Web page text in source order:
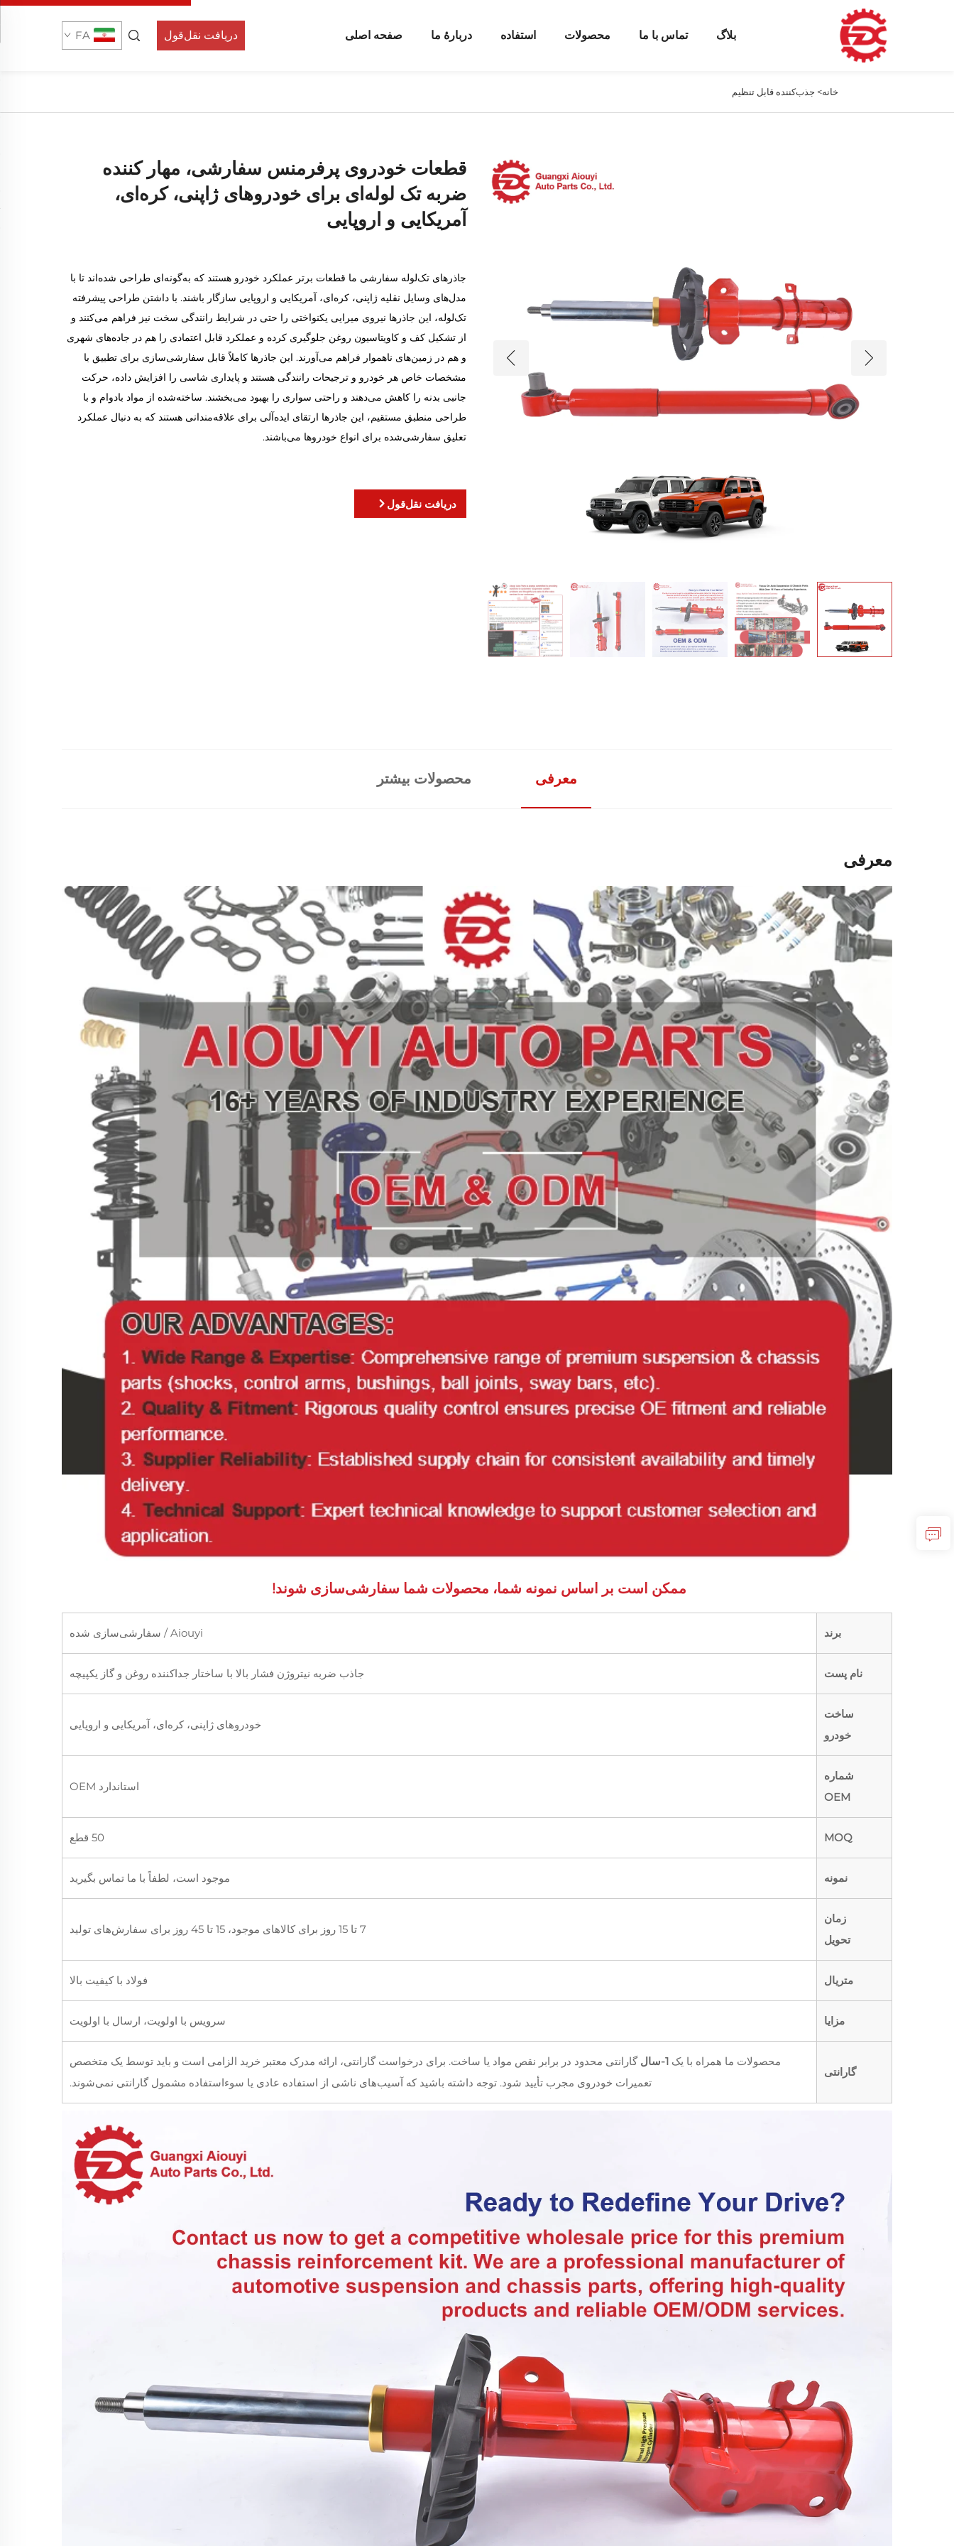
صفحه اصلی دربارهٔ ما استفاده محصولات تماس با ما بلاگ دریافت نقل‌قول FA
خانه> جذب‌کننده قابل تنظیم
قطعات خودروی پرفرمنس سفارشی، مهار کننده
ضربه تک لوله‌ای برای خودروهای ژاپنی، کره‌ای،
آمریکایی و اروپایی
جاذرهای تک‌لوله سفارشی ما قطعات برتر عملکرد خودرو هستند که به‌گونه‌ای طراحی شده‌اند تا با
مدل‌های وسایل نقلیه ژاپنی، کره‌ای، آمریکایی و اروپایی سازگار باشند. با داشتن طراحی پیشرفته
تک‌لوله، این جاذرها نیروی میرایی یکنواختی را حتی در شرایط رانندگی سخت نیز فراهم می‌کنند و
از تشکیل کف و کاویتاسیون روغن جلوگیری کرده و عملکرد قابل اعتمادی را هم در جاده‌های شهری
و هم در زمین‌های ناهموار فراهم می‌آورند. این جاذرها کاملاً قابل سفارشی‌سازی برای تطبیق با
مشخصات خاص هر خودرو و ترجیحات رانندگی هستند و پایداری شاسی را افزایش داده، حرکت
جانبی بدنه را کاهش می‌دهند و راحتی سواری را بهبود می‌بخشند. ساخته‌شده از مواد بادوام و با
طراحی منطبق مستقیم، این جاذرها ارتقای ایده‌آلی برای علاقه‌مندانی هستند که به دنبال عملکرد
تعلیق سفارشی‌شده برای انواع خودروها می‌باشند.
دریافت نقل‌قول
معرفی محصولات بیشتر
معرفی
ممکن است بر اساس نمونه شما، محصولات شما سفارشی‌سازی شوند!
برند Aiouyi / سفارشی‌سازی شده
نام پست جاذب ضربه نیتروژن فشار بالا با ساختار جداکننده روغن و گاز یکپیچه
ساخت
خودرو
خودروهای ژاپنی، کره‌ای، آمریکایی و اروپایی
شماره
OEM
استاندارد OEM
MOQ 50 قطع
نمونه موجود است، لطفاً با ما تماس بگیرید
زمان
تحویل
7 تا 15 روز برای کالاهای موجود، 15 تا 45 روز برای سفارش‌های تولید
متریال فولاد با کیفیت بالا
مزایا سرویس با اولویت، ارسال با اولویت
گارانتی
محصولات ما همراه با یک 1-سال
گارانتی محدود در برابر نقص مواد یا ساخت. برای درخواست گارانتی، ارائه مدرک معتبر خرید الزامی است و باید توسط یک متخصص
تعمیرات خودروی مجرب تأیید شود. توجه داشته باشید که آسیب‌های ناشی از استفاده عادی یا سوءاستفاده مشمول گارانتی نمی‌شوند.